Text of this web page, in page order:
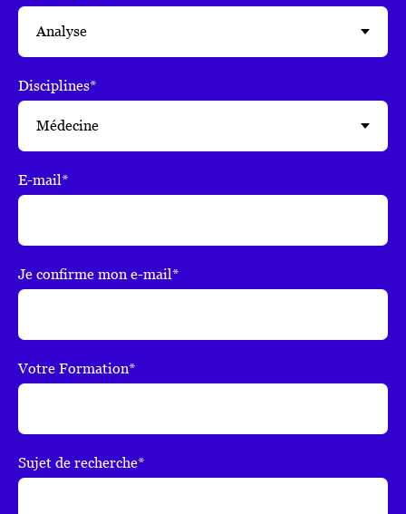
Disciplines*
E-mail*
Je confirme mon e-mail*
Votre Formation*
Sujet de recherche*